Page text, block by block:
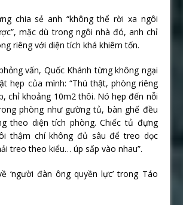
chia sẻ anh “không thể rời xa ngôi
mặc dù trong ngôi nhà đó, anh chỉ
riêng với diện tích khá khiêm tốn.
vấn, Quốc Khánh từng không ngại
hẹp của mình: “Thú thật, phòng riêng
chỉ khoảng 10m2 thôi. Nó hẹp đến nỗi
phòng như gường tủ, bàn ghế đều
theo diện tích phòng. Chiếc tủ đựng
thậm chí không đủ sâu để treo dọc
treo theo kiểu… úp sấp vào nhau”.